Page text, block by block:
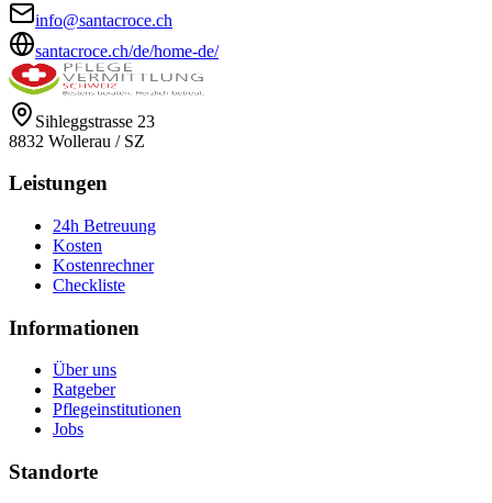
info@santacroce.ch
santacroce.ch/de/home-de/
Sihleggstrasse 23
8832 Wollerau / SZ
Leistungen
24h Betreuung
Kosten
Kostenrechner
Checkliste
Informationen
Über uns
Ratgeber
Pflegeinstitutionen
Jobs
Standorte